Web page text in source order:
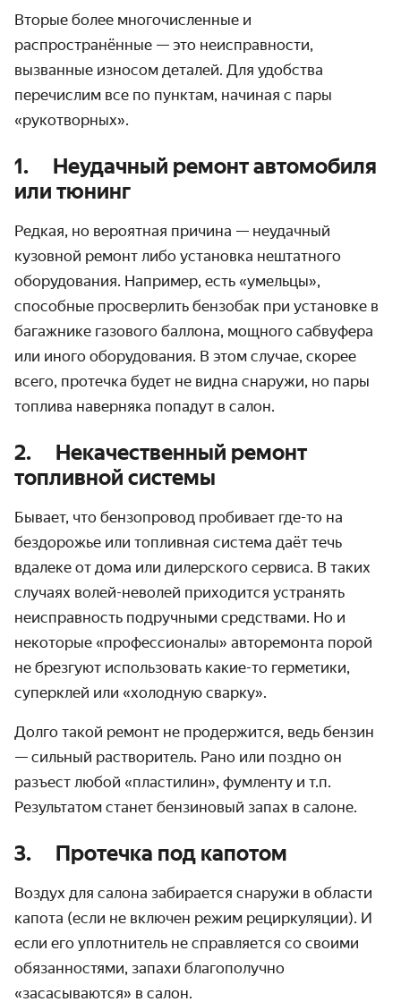
Вторые более многочисленные и
распространённые — это неисправности,
вызванные износом деталей. Для удобства
перечислим все по пунктам, начиная с пары
«рукотворных».
1. Неудачный ремонт автомобиля
или тюнинг
Редкая, но вероятная причина — неудачный
кузовной ремонт либо установка нештатного
оборудования. Например, есть «умельцы»,
способные просверлить бензобак при установке в
багажнике газового баллона, мощного сабвуфера
или иного оборудования. В этом случае, скорее
всего, протечка будет не видна снаружи, но пары
топлива наверняка попадут в салон.
2. Некачественный ремонт
топливной системы
Бывает, что бензопровод пробивает где-то на
бездорожье или топливная система даёт течь
вдалеке от дома или дилерского сервиса. В таких
случаях волей-неволей приходится устранять
неисправность подручными средствами. Но и
некоторые «профессионалы» авторемонта порой
не брезгуют использовать какие-то герметики,
суперклей или «холодную сварку».
Долго такой ремонт не продержится, ведь бензин
— сильный растворитель. Рано или поздно он
разъест любой «пластилин», фумленту и т.п.
Результатом станет бензиновый запах в салоне.
3. Протечка под капотом
Воздух для салона забирается снаружи в области
капота (если не включен режим рециркуляции). И
если его уплотнитель не справляется со своими
обязанностями, запахи благополучно
«засасываются» в салон.